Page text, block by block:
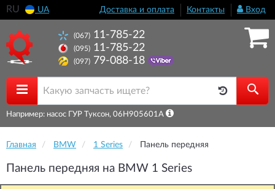
RU UA Доставка и оплата Контакты Вход
(067) 11-785-22
(095) 11-785-22
(097) 79-088-18
Например: насос ГУР Туксон, 06H905601A
Главная BMW 1 Series Панель передняя
Панель передняя на BMW 1 Series